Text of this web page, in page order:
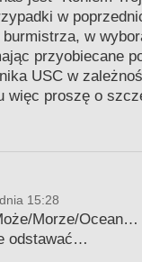
w
w
przyobiecane
USC w
więc proszę o
15:28
Morze/
odstawać…